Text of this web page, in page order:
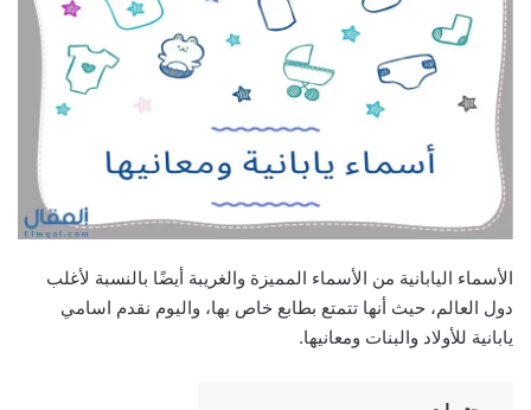
الأسماء اليابانية من الأسماء المميزة والغريبة أيضًا بالنسبة لأغلب
دول العالم، حيث أنها تتمتع بطابع خاص بها، واليوم نقدم اسامي
يابانية للأولاد والبنات ومعانيها.